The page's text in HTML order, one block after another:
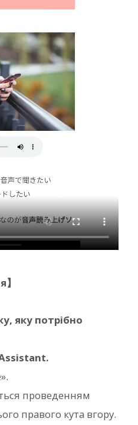
яку потрібно
проведенням
правого кута вгору.